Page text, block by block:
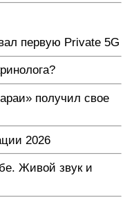
первую Private 5G
получил свое
2026
Живой звук и